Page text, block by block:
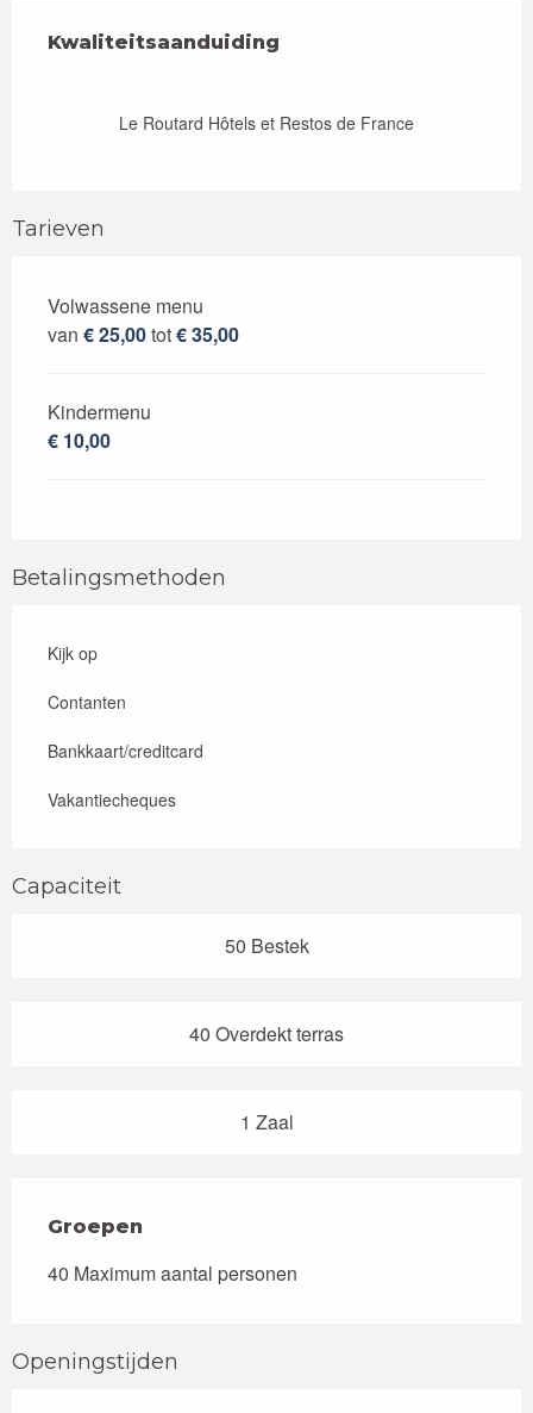
Kwaliteitsaanduiding
Kwaliteitsaanduiding
Le Routard Hôtels et Restos de France
Tarieven
Tarieven 2026
Volwassene menu
van € 25,00tot€ 35,00
Kindermenu
€ 10,00
Betalingsmethoden
Kijk op
Contanten
Bankkaart/creditcard
Vakantiecheques
Capaciteit
50 Bestek
40 Overdekt terras
1 Zaal
Groepen
Groepen
40 Maximum aantal personen
Openingstijden